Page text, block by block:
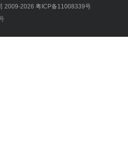
2009-2026 粤ICP备11008339号